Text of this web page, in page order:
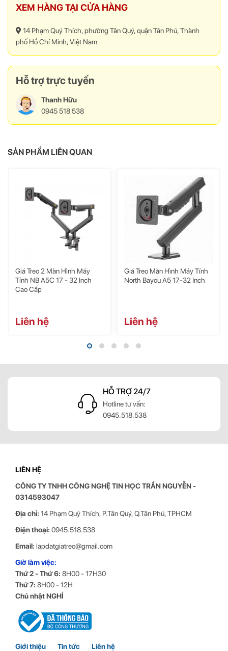
đổi vị trí của màn hình từ
Có đường dẫn cáp màn
hình
Trang bị hệ thống kẹp dây
bạn dễ dàng đi dây một
Điều chỉnh độ cao màn
250mm
máy tính NB F425
Thương hiệu
Chất liệu
Hợp kim nhôm sơn tĩnh điện, ốp nhựa
Chuẩn VESA
75 x 75 mm, 100 x 100 mm, đến 200 x
Góc nghiêng gật gù
+85 độ / -30 độ
Điều chỉnh độ cao
Góc xoay ngang
180 độ
Góc xoay tròn
Tải trọng
Trọng lượng
Khoàng cách tường
tối đa
380 mm
Kích thước 425 x 190 x 93 mm (WxLxH)
XEM HÀNG TẠI CỬA HÀNG
14 Phạm Quý Thích, phường Tân Quý, quận Tân Phú, Thành
phố Hồ Chí Minh, Việt Nam
Hỗ trợ trực tuyến
Thanh Hữu
0945 518 538
SẢN PHẨM LIÊN QUAN
Giá Treo 2 Màn Hình Máy
Tính NB A5C 17 - 32 Inch
Cao Cấp
Liên hệ
Giá Treo Màn Hình Máy Tính
North Bayou A5 17-32 Inch
Liên hệ
HỖ TRỢ 24/7
Hotline tư vấn:
0945.518.538
LIÊN HỆ
CÔNG TY TNHH CÔNG NGHỆ TIN HỌCTRẦN NGUYỄN-
0314593047
Địa chỉ: 14 Phạm Quý Thích, P.Tân Quý, Q.Tân Phú, TPHCM
Điện thoại: 0945.518.538
Email: lapdatgiatreo@gmail.com
Giờ làm việc:
Thứ 2 - Thứ 6: 8H00 - 17H30
Thứ 7: 8H00 - 12H
Chủ nhật NGHỈ
Giới thiệu Tin tức Liên hệ